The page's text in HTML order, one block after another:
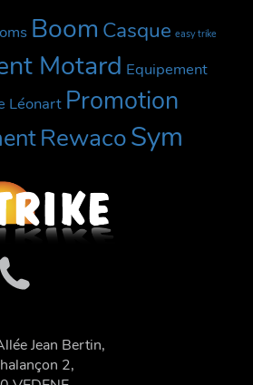
Boom Casque easy trike
Motard Equipement
Léonart Promotion
RewacoSym
Jean Bertin,
2,